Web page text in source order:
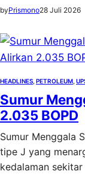
byPrismono28 Juli 2026
HEADLINES PETROLEUM
Sumur
2.035 BOPD
Sumur Menggala
tipe J yang
kedalaman sekitar